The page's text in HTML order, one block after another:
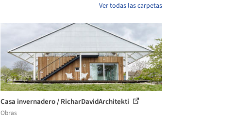
Ver todas las carpetas
Casa invernadero / RicharDavidArchitekti
Obras